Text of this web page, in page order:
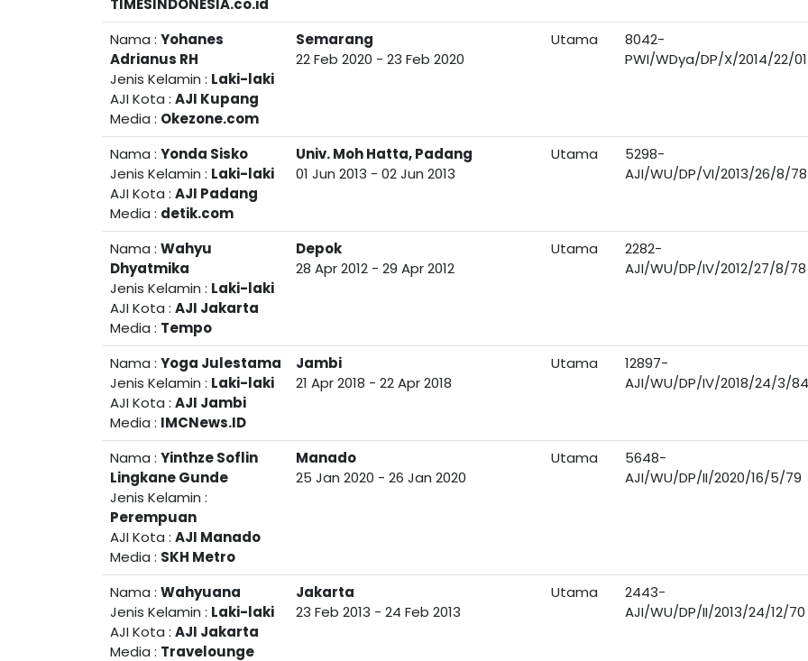
TIMESINDONESIA.co.id
Nama : Yohanes
Adrianus RH
Jenis Kelamin : Laki-laki
AJI Kota : AJI Kupang
Media : Okezone.com
Semarang
22 Feb 2020 - 23 Feb 2020
Utama
8042-
PWI/WDya/DP/X/2014/22/
Nama : Yonda Sisko
Jenis Kelamin : Laki-laki
AJI Kota : AJI Padang
Media : detik.com
Univ. Moh Hatta, Padang
01 Jun 2013 - 02 Jun 2013
Utama
5298-
AJI/WU/DP/VI/2013/26/8/78
Nama : Wahyu
Dhyatmika
Jenis Kelamin : Laki-laki
AJI Kota : AJI Jakarta
Media : Tempo
Depok
28 Apr 2012 - 29 Apr 2012
Utama
2282-
AJI/WU/DP/IV/2012/27/8/78
Nama : Yoga Julestama
Jenis Kelamin : Laki-laki
AJI Kota : AJI Jambi
Media : IMCNews.ID
Jambi
21 Apr 2018 - 22 Apr 2018
Utama
12897-
AJI/WU/DP/IV/2018/24/3/84
Nama : Yinthze Soflin
Lingkane Gunde
Jenis Kelamin :
Perempuan
AJI Kota : AJI Manado
Media : SKH Metro
Manado
25 Jan 2020 - 26 Jan 2020
Utama
5648-
AJI/WU/DP/II/2020/16/5/79
Nama : Wahyuana
Jenis Kelamin : Laki-laki
AJI Kota : AJI Jakarta
Media : Travelounge
Jakarta
23 Feb 2013 - 24 Feb 2013
Utama
2443-
AJI/WU/DP/II/2013/24/12/70